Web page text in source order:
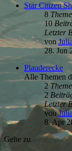
Star Citizen
8
10
Letzter
von
28. Jun
Plauderecke
Alle Themen
2
2
Letzter
von
8. Apr
Gehe zu